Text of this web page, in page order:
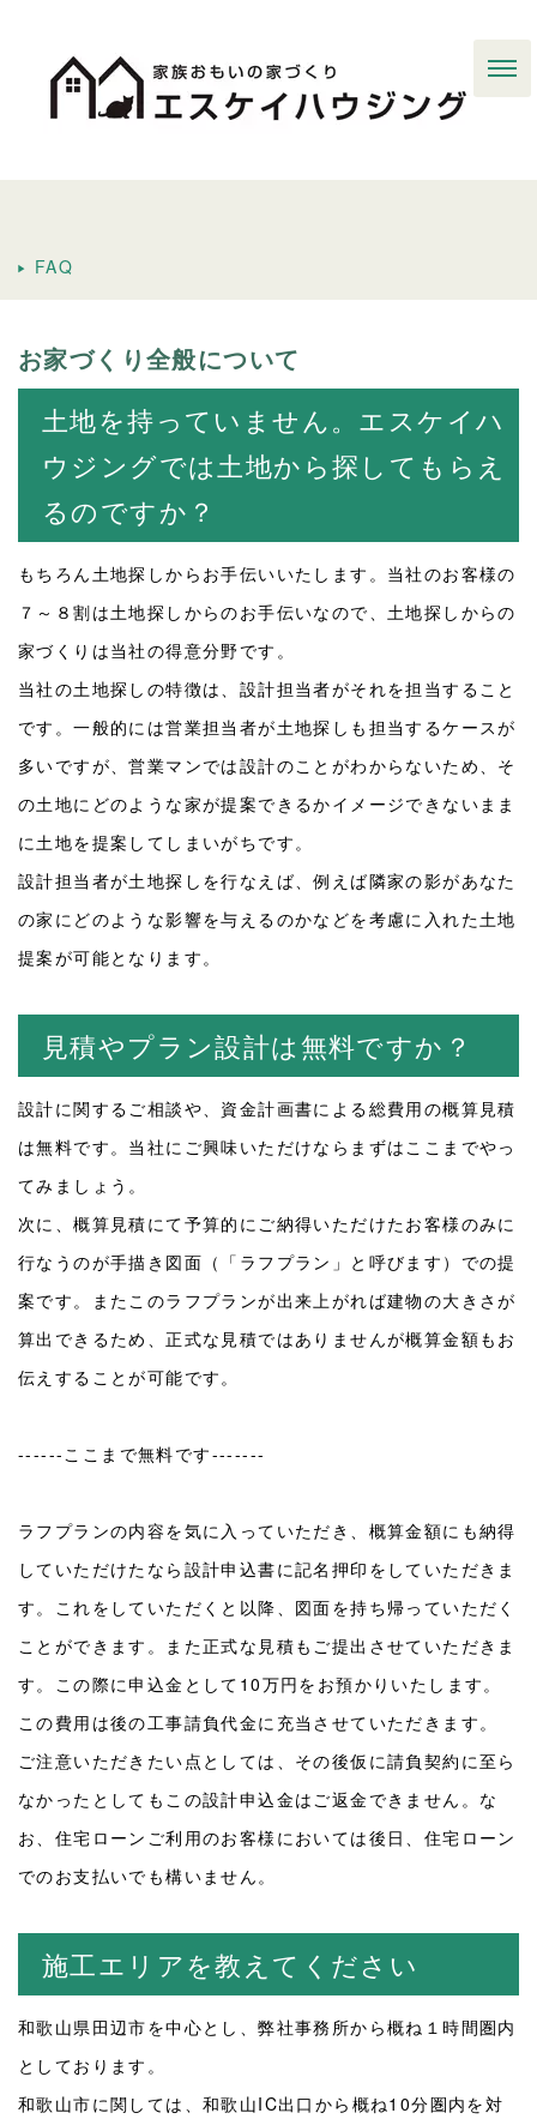
FAQ
お家づくり全般について
土地を持っていません。エスケイハ
ウジングでは土地から探してもらえ
るのですか？
もちろん土地探しからお手伝いいたします。当社のお客様の
７～８割は土地探しからのお手伝いなので、土地探しからの
家づくりは当社の得意分野です。
当社の土地探しの特徴は、設計担当者がそれを担当すること
です。一般的には営業担当者が土地探しも担当するケースが
多いですが、営業マンでは設計のことがわからないため、そ
の土地にどのような家が提案できるかイメージできないまま
に土地を提案してしまいがちです。
設計担当者が土地探しを行なえば、例えば隣家の影があなた
の家にどのような影響を与えるのかなどを考慮に入れた土地
提案が可能となります。
見積やプラン設計は無料ですか？
設計に関するご相談や、資金計画書による総費用の概算見積
は無料です。当社にご興味いただけならまずはここまでやっ
てみましょう。
次に、概算見積にて予算的にご納得いただけたお客様のみに
行なうのが手描き図面（「ラフプラン」と呼びます）での提
案です。またこのラフプランが出来上がれば建物の大きさが
算出できるため、正式な見積ではありませんが概算金額もお
伝えすることが可能です。
------ ここまで無料です-------
ラフプランの内容を気に入っていただき、概算金額にも納得
していただけたなら設計申込書に記名押印をしていただきま
す。これをしていただくと以降、図面を持ち帰っていただく
ことができます。また正式な見積もご提出させていただきま
す。この際に申込金として 10万円をお預かりいたします。
この費用は後の工事請負代金に充当させていただきます。
ご注意いただきたい点としては、その後仮に請負契約に至ら
なかったとしてもこの設計申込金はご返金できません。な
お、住宅ローンご利用のお客様においては後日、住宅ローン
でのお支払いでも構いません。
施工エリアを教えてください
和歌山県田辺市を中心とし、弊社事務所から概ね１時間圏内
としております。
和歌山市に関しては、和歌山IC出口から概ね10分圏内を対